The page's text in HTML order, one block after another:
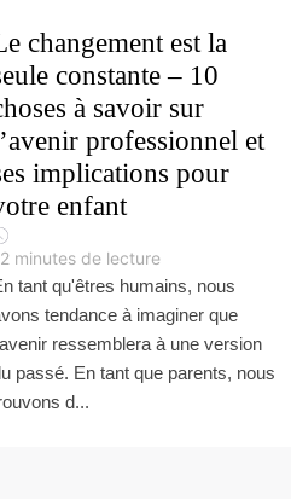
changement est la
constante – 10
à savoir sur
professionnel et
implications pour
enfant
minutes de lecture
tant qu'êtres humains, nous
tendance à imaginer que
ressemblera à une version
passé. En tant que parents, nous
d...